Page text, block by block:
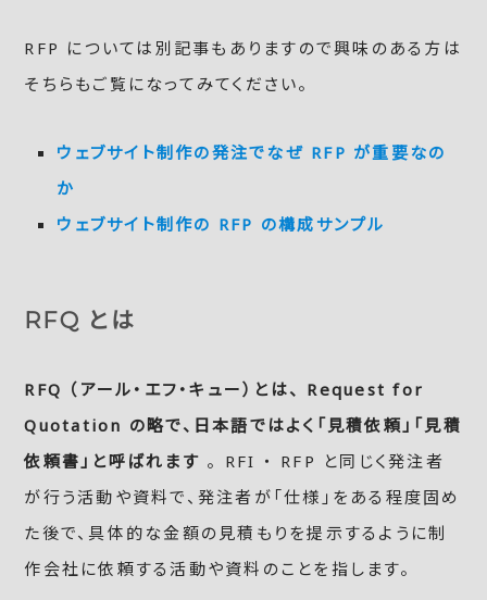
RFP については別記事もありますので興味のある方は
そちらもご覧になってみてください。
ウェブサイト制作の発注でなぜ RFP が重要なの
か
ウェブサイト制作の RFP の構成サンプル
RFQ とは
RFQ （アール・エフ・キュー）とは、 Request for
Quotation の略で、日本語ではよく「見積依頼」「見積
依頼書」と呼ばれます 。 RFI ・ RFP と同じく発注者
が行う活動や資料で、発注者が「仕様」をある程度固め
た後で、具体的な金額の見積もりを提示するように制
作会社に依頼する活動や資料のことを指します。